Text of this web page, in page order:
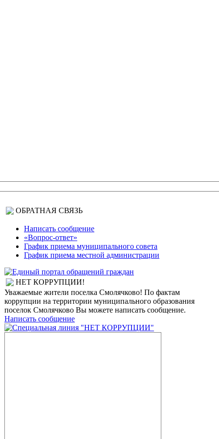
ОБРАТНАЯ СВЯЗЬ
Написать сообщение
«Вопрос-ответ»
График приема муниципального совета
График приема местной администрации
НЕТ КОРРУПЦИИ!
Уважаемые жители поселка Смолячково! По фактам
коррупции на территории муниципального образования
поселок Смолячково Вы можете написать сообщение.
Написать сообщение